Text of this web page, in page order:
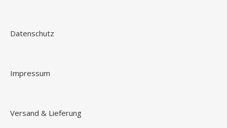
Datenschutz
Impressum
Versand & Lieferung